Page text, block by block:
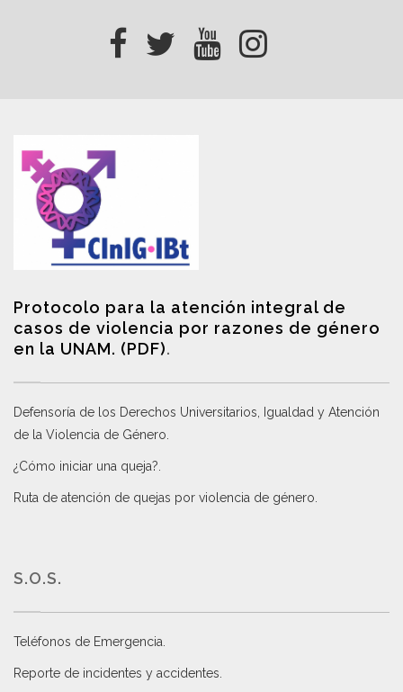
Protocolo para la atención integral de
casos de violencia por razones de género
en la UNAM. (PDF).
Defensoría de los Derechos Universitarios, Igualdad y Atención
de la Violencia de Género
¿Cómo iniciar una queja?
Ruta de atención de quejas por violencia de género
S.O.S.
Teléfonos de Emergencia.
Reporte de incidentes y accidentes